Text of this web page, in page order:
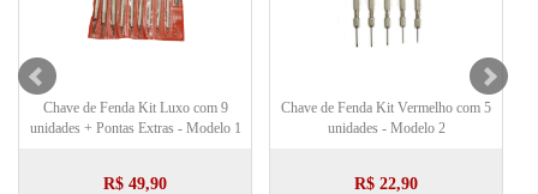
Chave de Fenda Kit Luxo com 9
unidades + Pontas Extras - Modelo 1
R$ 49,90
Chave de Fenda Kit Vermelho com 5
unidades - Modelo 2
R$ 22,90